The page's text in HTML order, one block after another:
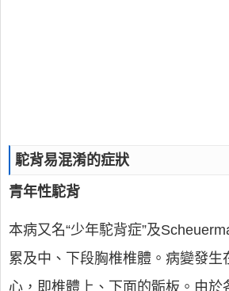
駝背易混淆的症狀
青年性駝背
本病又名“少年駝背症”及
累及中、下段胸椎椎體。病變發生
心，即椎體上、下面的骺板。由於